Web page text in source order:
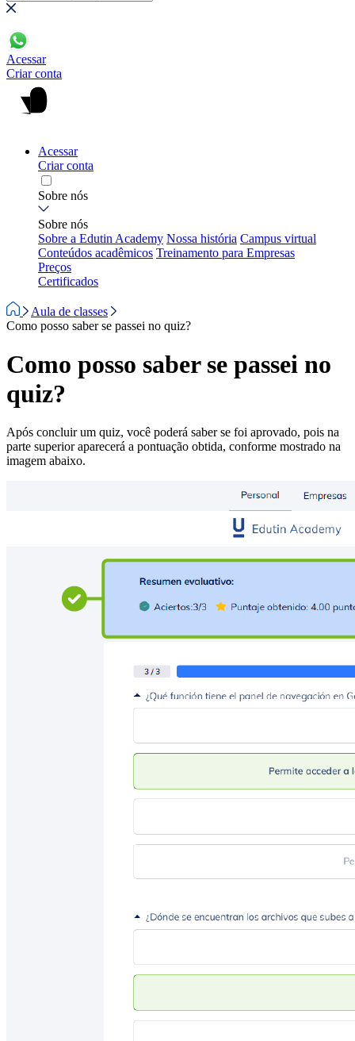
Acessar
Criar conta
Acessar
Criar conta
Sobre nós
Sobre nós
Sobre a Edutin Academy Nossa história Campus virtual
Conteúdos acadêmicos Treinamento para Empresas
Preços
Certificados
Aula de classes
Como posso saber se passei no quiz?
Como posso saber se passei no
quiz?
Após concluir um quiz, você poderá saber se foi aprovado, pois na
parte superior aparecerá a pontuação obtida, conforme mostrado na
imagem abaixo.